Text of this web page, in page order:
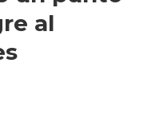
al